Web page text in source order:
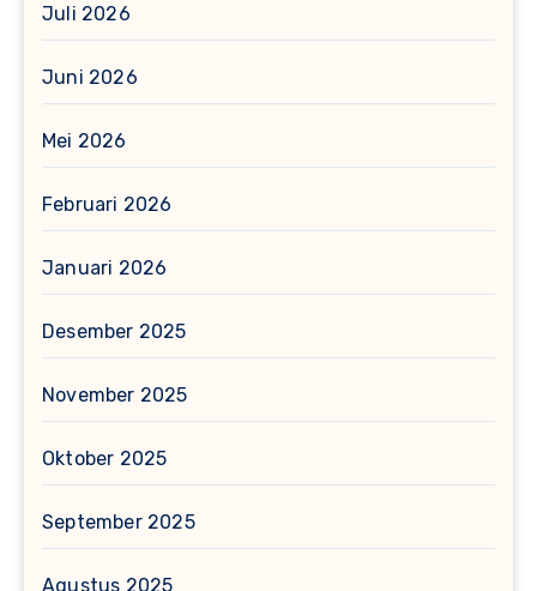
Juli 2026
Juni 2026
Mei 2026
Februari 2026
Januari 2026
Desember 2025
November 2025
Oktober 2025
September 2025
Agustus 2025